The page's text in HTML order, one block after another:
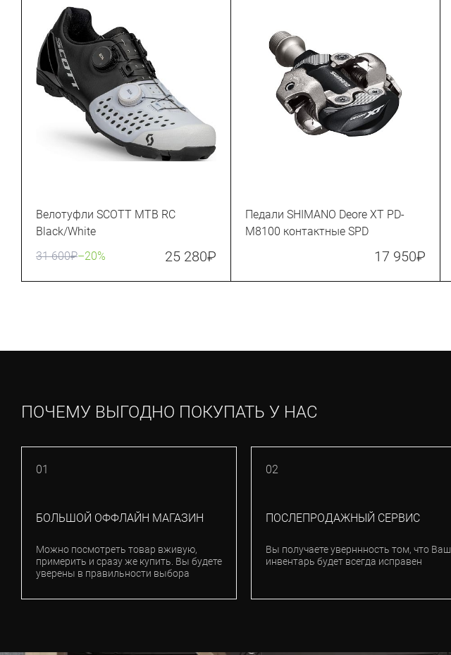
Велотуфли SCOTT MTB RC
Black/White
31 600₽–20% 25 280₽
Педали SHIMANO Deore XT PD-
M8100 контактные SPD
17 950₽
ПОЧЕМУ ВЫГОДНО ПОКУПАТЬ У НАС
01
БОЛЬШОЙ ОФФЛАЙН МАГАЗИН
Можно посмотреть товар вживую,
примерить и сразу же купить. Вы будете
уверены в правильности выбора
02
ПОСЛЕПРОДАЖНЫЙ СЕРВИС
Вы получаете уверннность том, что Ваш
инвентарь будет всегда исправен